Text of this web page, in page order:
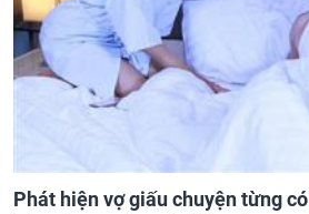
Phát hiện vợ giấu chuyện từng